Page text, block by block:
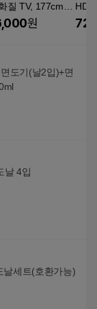
질 TV, 177cm(7
), EKW70UT1, 스
원
HD
TV,
도기(날2입)+면
날 4입
날세트(호환가능)